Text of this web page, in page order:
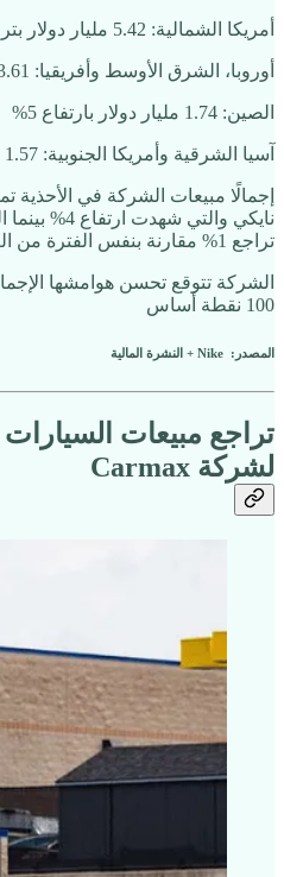
أمريكا الشمالية: 5.42 مليار دولار بتراجع 2%
أوروبا، الشرق الأوسط وأفريقيا: 3.61 مليار دولار بارتفاع 8%
الصين: 1.74 مليار دولار بارتفاع 5%
آسيا الشرقية وأمريكا الجنوبية: 1.57 مليار دولار بارتفاع 2%
تراجع 1% مقارنة بنفس الفترة من العام الماضي
الشركة تتوقع تحسن هوامشها
100 نقطة أساس
المصدر: Nike + النشرة المالية
تراجع مبيعات السيارات
لشركة Carmax